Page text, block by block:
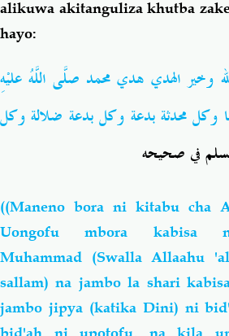
alikuwa akitanguliza khutba
hayo:
وخير الهدي هدي محمد صلَّى اللَّهُ عليْهِ
وكل محدثة بدعة وكل بدعة ضلالة وكل
في صحيحه
((Maneno bora ni kitabu cha
Uongofu mbora kabisa
Muhammad (Swalla Allaahu
sallam) na jambo la shari
jambo jipya (katika Dini) ni